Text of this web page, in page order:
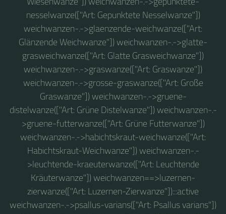
nesselwanze(["Art: Gepunktete Nesselwanze"])
weichwanzen-.->glaenzende-weichwanze(["Art:
Glänzende Weichwanze"]) weichwanzen-.->glatte-
grasweichwanze(["Art: Glatte Grasweichwanze"])
weichwanzen-.->graswanze(["Art: Graswanze"])
weichwanzen-.->grosse-graswanze(["Art: Große
Graswanze"]) weichwanzen-.->gruene-
distelwanze(["Art: Grüne Distelwanze"]) weichwanzen-.-
>gruene-futterwanze(["Art: Grüne Futterwanze"])
weichwanzen-.->habichtskraut-weichwanze(["Art:
Habichtskraut-Weichwanze"]) weichwanzen-.-
>leuchtende-kraeuterwanze(["Art: Leuchtende
Kräuterwanze"]) weichwanzen==>luzernen-
zierwanze(["Art: Luzernen-Zierwanze"]):::active
weichwanzen-.->psallus-varians(["Art: Psallus varians"])